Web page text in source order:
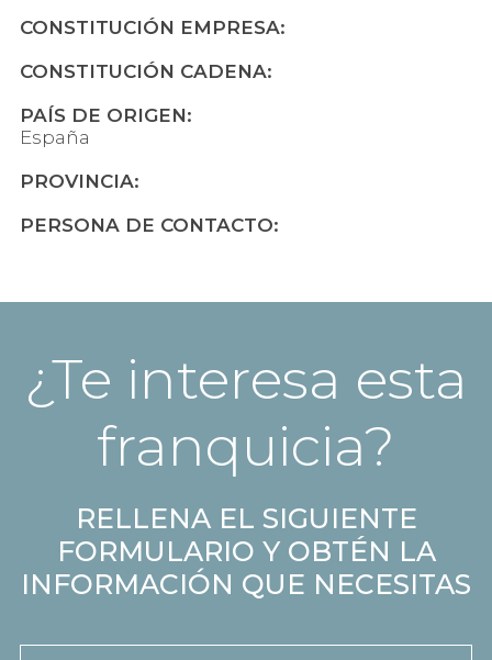
CONSTITUCIÓN EMPRESA:
CONSTITUCIÓN CADENA:
PAÍS DE ORIGEN:
España
PROVINCIA:
PERSONA DE CONTACTO:
¿Te interesa esta
franquicia?
RELLENA EL SIGUIENTE
FORMULARIO Y OBTÉN LA
INFORMACIÓN QUE NECESITAS